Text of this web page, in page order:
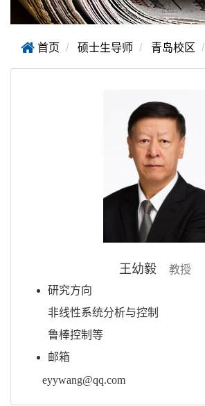
首页 硕士生导师 青岛校区
王幼毅 教授
研究方向
非线性系统分析与控制
鲁棒控制等
邮箱
eyywang@qq.com